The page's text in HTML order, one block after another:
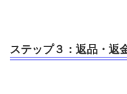
ステップ３： 返品・返